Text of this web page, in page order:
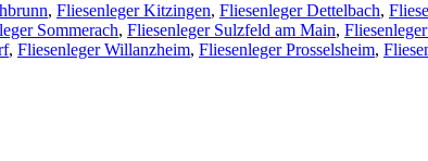
, Fliesenleger Kitzingen, Fliesenleger Dettelbach,
Sommerach, Fliesenleger Sulzfeld am Main,
, Fliesenleger Willanzheim, Fliesenleger Prosselsheim,